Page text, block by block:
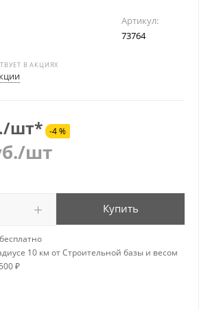
Артикул:
73764
В АКЦИЯХ
шт* -4 %
/шт
Купить
10 км от Строительной базы и весом
₽